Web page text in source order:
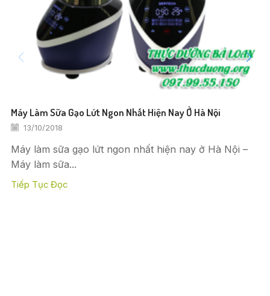
Máy Làm Sữa Gạo Lứt Ngon Nhất Hiện Nay Ở Hà Nội
13/10/2018
Máy làm sữa gạo lứt ngon nhất hiện nay ở Hà Nội –
Máy làm sữa...
Tiếp Tục Đọc